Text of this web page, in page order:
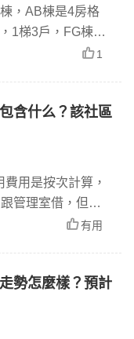
，AB棟是4房格
1梯3戶，FG棟是
1
含什么？該社區
用是按次計算，
管理室借，但需
方式與費用不有用
勢怎麼樣？預計